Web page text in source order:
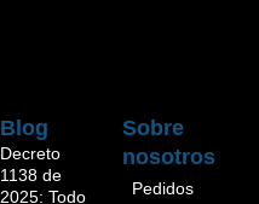
Blog
Decreto
1138 de
2025: Todo
Sobre
nosotros
Pedidos